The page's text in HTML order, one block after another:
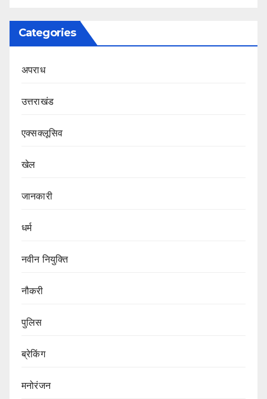
Categories
अपराध
उत्तराखंड
एक्सक्लूसिव
खेल
जानकारी
धर्म
नवीन नियुक्ति
नौकरी
पुलिस
ब्रेकिंग
मनोरंजन